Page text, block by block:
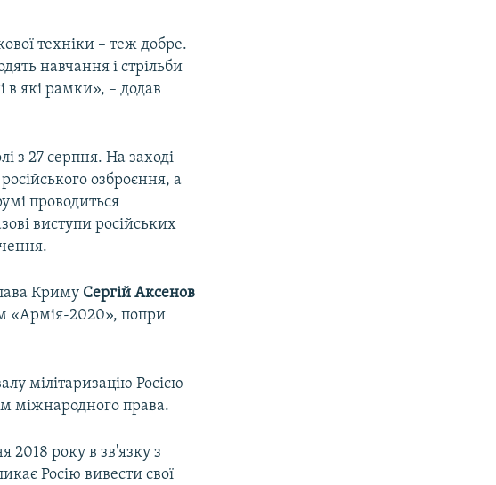
техніки – теж добре.
навчання і стрільби
в які рамки», – додав
з 27 серпня. На заході
озброєння, а
проводиться
виступи російських
Криму Сергій Аксенов
«Армія-2020», попри
мілітаризацію Росією
міжнародного права.
2018 року в зв'язку з
Росію вивести свої